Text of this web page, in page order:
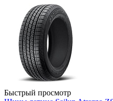
Быстрый просмотр